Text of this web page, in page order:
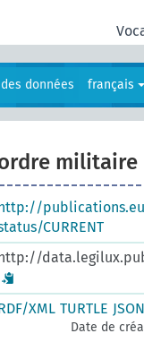
données français
militaire
CURRENT
XML TURTLE
Date de